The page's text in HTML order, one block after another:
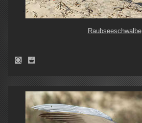
Raubseeschwalbe